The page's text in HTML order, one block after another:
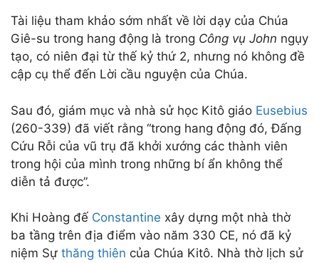
Tài liệu tham khảo sớm nhất về lời dạy của Chúa
Giê-su trong hang động là trong Công vụ John ngụy
tạo, có niên đại từ thế kỷ thứ 2, nhưng nó không đề
cập cụ thể đến Lời cầu nguyện của Chúa.
Sau đó, giám mục và nhà sử học Kitô giáo Eusebius
(260-339) đã viết rằng “trong hang động đó, Đấng
Cứu Rỗi của vũ trụ đã khởi xướng các thành viên
trong hội của mình trong những bí ẩn không thể
diễn tả được”.
Khi Hoàng đế Constantine xây dựng một nhà thờ
ba tầng trên địa điểm vào năm 330 CE, nó đã kỷ
niệm Sự thăng thiên của Chúa Kitô. Nhà thờ lịch sử